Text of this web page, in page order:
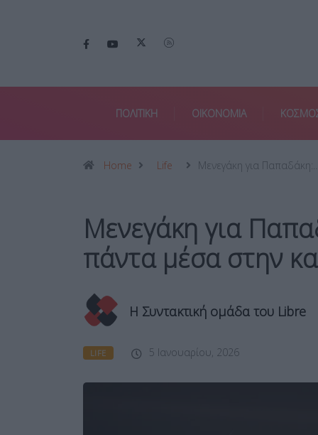
ΠΟΛΙΤΙΚΗ ΟΙΚΟΝΟΜΙΑ
Home Life Μενεγάκη για
Μενεγάκη για
πάντα μέσα στην
Η Συντακτική ομάδα του Libre
LIFE 5 Ιανουαρίου, 2026